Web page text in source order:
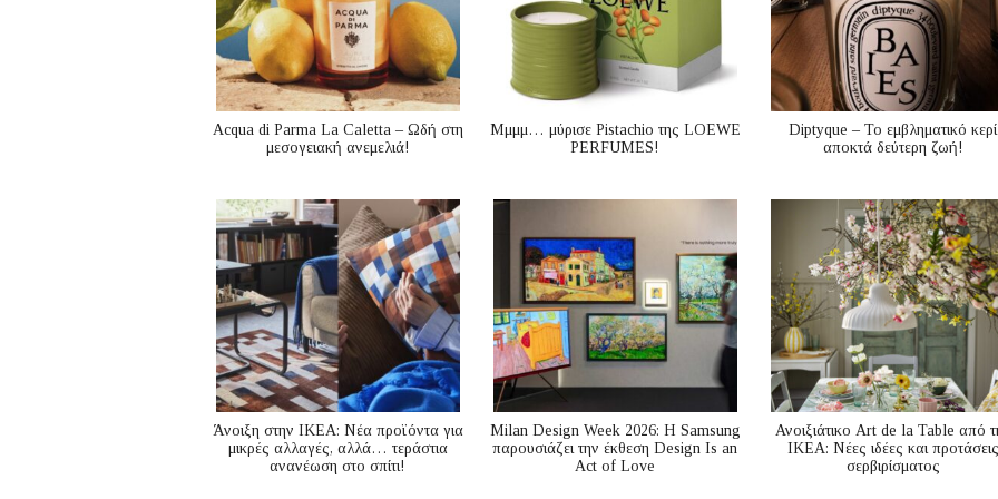
Acqua di Parma La Caletta – Ωδή στη
μεσογειακή ανεμελιά!
Μμμμ… μύρισε Pistachio της LOEWE
PERFUMES!
Diptyque – Το εμβληματικό κερί
αποκτά δεύτερη ζωή!
Άνοιξη στην ΙΚΕΑ: Νέα προϊόντα για
μικρές αλλαγές, αλλά… τεράστια
ανανέωση στο σπίτι!
Milan Design Week 2026: Η Samsung
παρουσιάζει την έκθεση Design Is an
Act of Love
Ανοιξιάτικο Art de la Table από
ΙΚΕΑ: Νέες ιδέες και προτάσεις
σερβιρίσματος